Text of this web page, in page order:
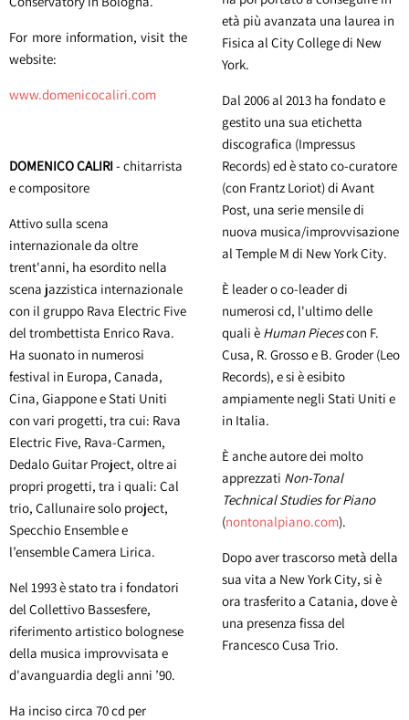
For more information, visit the
website:
www.domenicocaliri.com
DOMENICO CALIRI- chitarrista
e compositore
Attivo sulla scena
internazionale da oltre
trent'anni, ha esordito nella
scena jazzistica internazionale
con il gruppo Rava Electric Five
del trombettista Enrico Rava.
Ha suonato in numerosi
festival in Europa, Canada,
Cina, Giappone e Stati Uniti
con vari progetti, tra cui: Rava
Electric Five, Rava-Carmen,
Dedalo Guitar Project, oltre ai
propri progetti, tra i quali: Cal
trio, Callunaire solo project,
Specchio Ensemble e
l’ensemble Camera Lirica.
Nel 1993 è stato tra i fondatori
del Collettivo Bassesfere,
riferimento artistico bolognese
della musica improvvisata e
d'avanguardia degli anni ’90.
Ha inciso circa 70 cd per
età più avanzata una laurea in
Fisica al City College di New
York.
Dal 2006 al 2013 ha fondato e
gestito una sua etichetta
discografica (Impressus
Records) ed è stato co-curatore
(con Frantz Loriot) di Avant
Post, una serie mensile di
nuova musica/improvvisazione
al Temple M di New York City.
È leader o co-leader di
numerosi cd, l'ultimo delle
quali è Human Piecescon F.
Cusa, R. Grosso e B. Groder (Leo
Records), e si è esibito
ampiamente negli Stati Uniti e
in Italia.
È anche autore dei molto
apprezzati Non-Tonal
Technical Studies for Piano
(nontonalpiano.com).
Dopo aver trascorso metà della
sua vita a New York City, si è
ora trasferito a Catania, dove è
una presenza fissa del
Francesco Cusa Trio.